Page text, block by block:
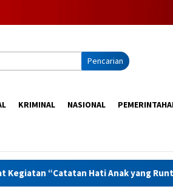
Pencarian
KRIMINAL NASIONAL
Hati Anak yang Runtuh”